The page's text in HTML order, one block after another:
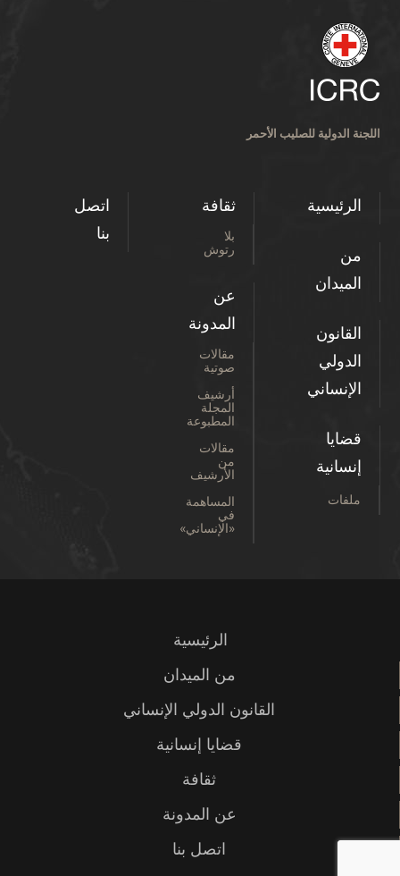
اللجنة الدولية للصليب الأحمر
الرئيسية
من
الميدان
القانون
الدولي
الإنساني
قضايا
إنسانية
ملفات
ثقافة
بلا
رتوش
عن
المدونة
مقالات
صوتية
أرشيف
المجلة
المطبوعة
مقالات
من
الأرشيف
المساهمة
في
«الإنساني»
اتصل
بنا
الرئيسية
من الميدان
القانون الدولي الإنساني
قضايا إنسانية
ثقافة
عن المدونة
اتصل بنا